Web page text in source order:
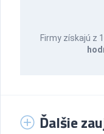
Firmy získajú z
Ďalšie